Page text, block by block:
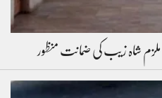
ملزم شاہ زیب کی ضمانت منظور